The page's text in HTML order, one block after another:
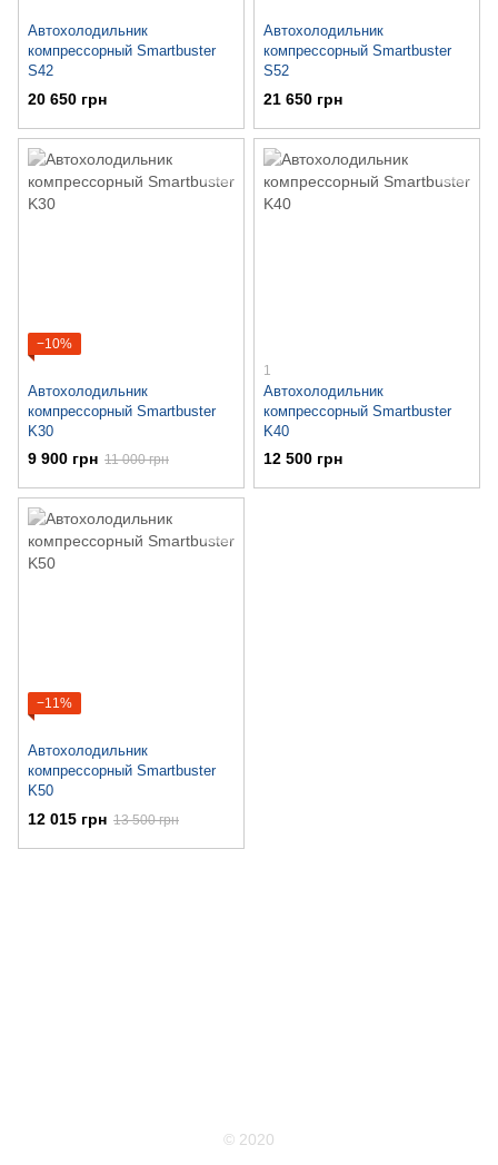
Автохолодильник
компрессорный Smartbuster
S42
20 650 грн
Автохолодильник
компрессорный Smartbuster
S52
21 650 грн
−10%
Автохолодильник
компрессорный Smartbuster
K30
9 900 грн 11 000 грн
1
Автохолодильник
компрессорный Smartbuster
K40
12 500 грн
−11%
Автохолодильник
компрессорный Smartbuster
K50
12 015 грн 13 500 грн
© 2020